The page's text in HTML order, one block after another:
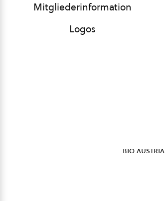
Mitgliederinformation
Logos
bio austria